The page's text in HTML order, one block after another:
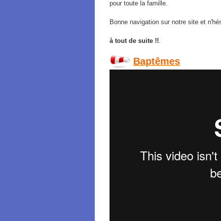
pour toute la famille.
Bonne navigation sur notre site et
à tout de suite !!.
Baptêmes